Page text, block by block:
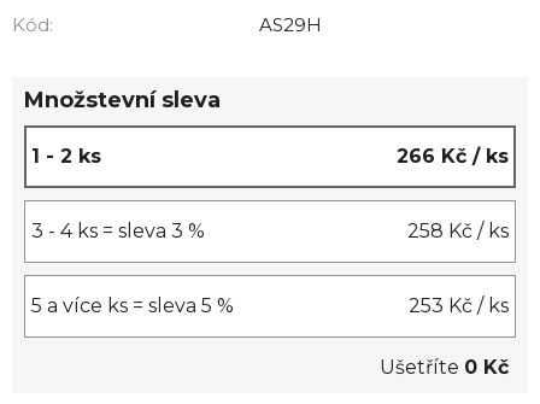
z
Kód:
AS29H
Množstevní sleva
1 - 2 ks 266 Kč / ks
3 - 4 ks = sleva 3 % 258 Kč / ks
5 a více ks = sleva 5 % 253 Kč / ks
Ušetříte 0 Kč